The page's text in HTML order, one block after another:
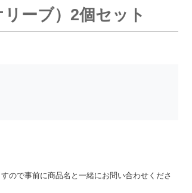
ーブ）2個セット
ので事前に商品名と一緒にお問い合わせくださ